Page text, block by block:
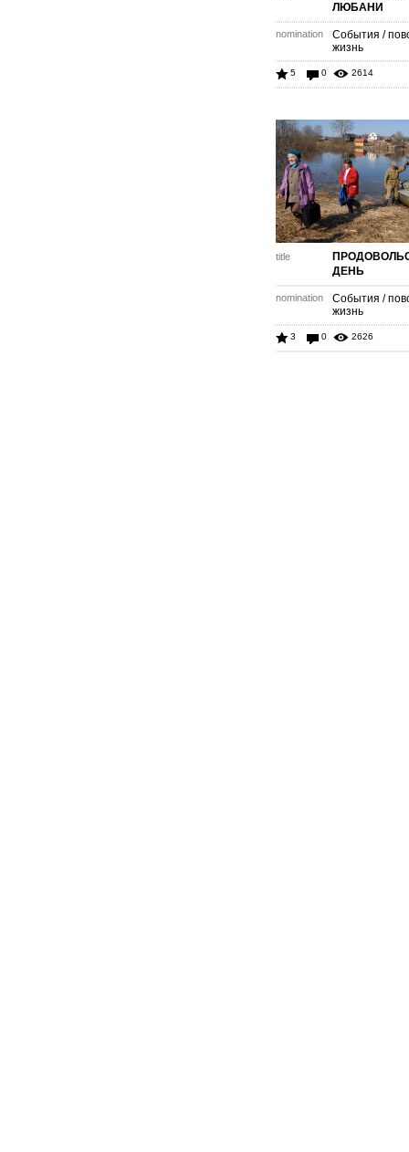
ЛЮБАНИ
nomination
События /
жизнь
5 0 2614
title
ДЕНЬ
nomination
События /
жизнь
3 0 2626